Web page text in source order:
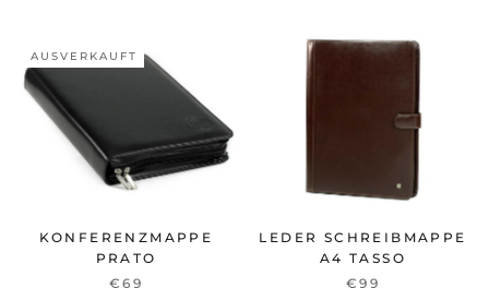
AUSVERKAUFT
KONFERENZMAPPE
PRATO
€69
LEDER SCHREIBMAPPE
A4 TASSO
€99